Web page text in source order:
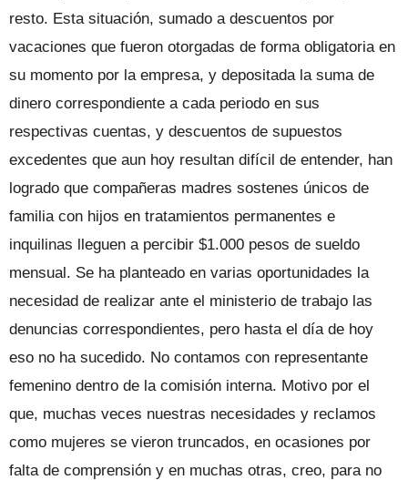
resto. Esta situación, sumado a descuentos por
vacaciones que fueron otorgadas de forma obligatoria en
su momento por la empresa, y depositada la suma de
dinero correspondiente a cada periodo en sus
respectivas cuentas, y descuentos de supuestos
excedentes que aun hoy resultan difícil de entender, han
logrado que compañeras madres sostenes únicos de
familia con hijos en tratamientos permanentes e
inquilinas lleguen a percibir $1.000 pesos de sueldo
mensual. Se ha planteado en varias oportunidades la
necesidad de realizar ante el ministerio de trabajo las
denuncias correspondientes, pero hasta el día de hoy
eso no ha sucedido. No contamos con representante
femenino dentro de la comisión interna. Motivo por el
que, muchas veces nuestras necesidades y reclamos
como mujeres se vieron truncados, en ocasiones por
falta de comprensión y en muchas otras, creo, para no